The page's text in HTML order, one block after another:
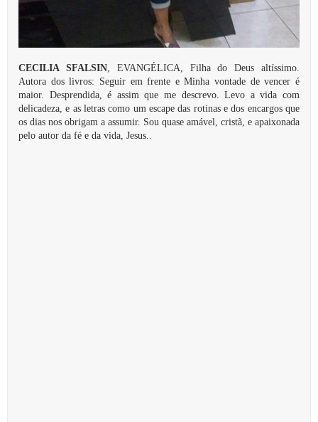
CECILIA SFALSIN, EVANGÉLICA, Filha do Deus altíssimo.
Autora dos livros: Seguir em frente e Minha vontade de vencer é
maior. Desprendida, é assim que me descrevo. Levo a vida com
delicadeza, e as letras como um escape das rotinas e dos encargos que
os dias nos obrigam a assumir. Sou quase amável, cristã, e apaixonada
pelo autor da fé e da vida, Jesus..